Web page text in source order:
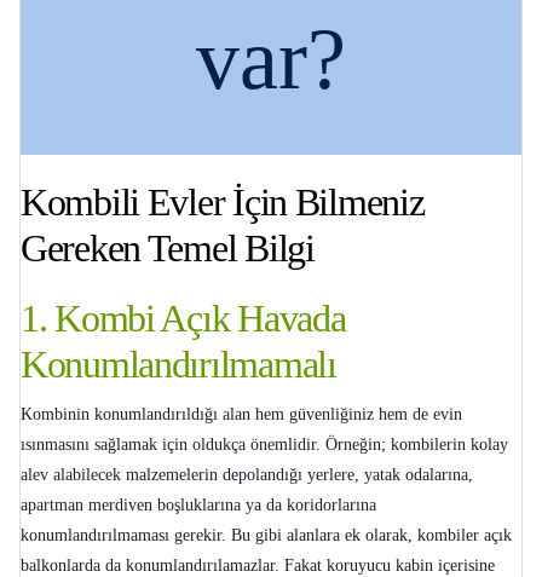
var?
Kombili Evler İçin Bilmeniz
Gereken Temel Bilgi
1. Kombi Açık Havada
Konumlandırılmamalı
Kombinin konumlandırıldığı alan hem güvenliğiniz hem de evin
ısınmasını sağlamak için oldukça önemlidir. Örneğin; kombilerin kolay
alev alabilecek malzemelerin depolandığı yerlere, yatak odalarına,
apartman merdiven boşluklarına ya da koridorlarına
konumlandırılmaması gerekir. Bu gibi alanlara ek olarak, kombiler açık
balkonlarda da konumlandırılamazlar. Fakat koruyucu kabin içerisine